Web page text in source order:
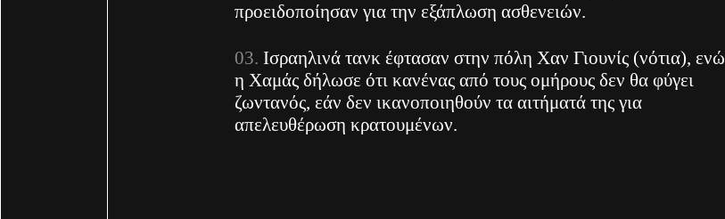
προειδοποίησαν για την εξάπλωση ασθενειών.
Ισραηλινά τανκ έφτασαν στην πόλη Χαν Γιουνίς (νότια), ενώ
η Χαμάς δήλωσε ότι κανένας από τους ομήρους δεν θα φύγει
ζωντανός, εάν δεν ικανοποιηθούν τα αιτήματά της για
απελευθέρωση κρατουμένων.